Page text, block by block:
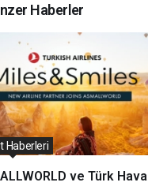
Haberler
ve Türk Hava
Haberleri